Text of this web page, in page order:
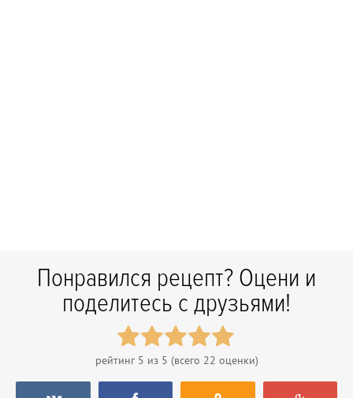
Понравился рецепт? Оцени и
поделитесь с друзьями!
рейтинг 5 из 5 (всего 22 оценки)